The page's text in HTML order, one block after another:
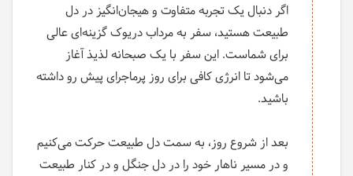
اگر دنبال یک تجربه متفاوت و هیجان‌انگیز در دل
طبیعت هستید، سفر به مرداب دریوک گزینه‌ای عالی
برای شماست. این سفر با یک صبحانه لذیذ آغاز
می‌شود تا انرژی کافی برای روز پرماجرای پیش رو داشته
باشید.
بعد از شروع روز، به سمت دل طبیعت حرکت می‌کنیم
و در مسیر ناهار خود را در دل جنگل و در کنار طبیعت